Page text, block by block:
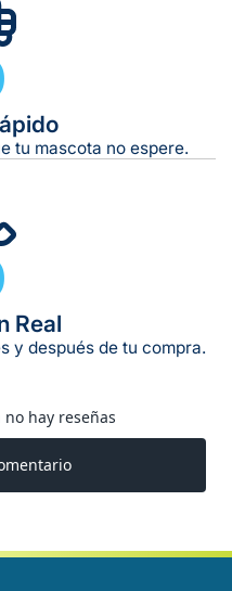
tu mascota no espere.
Real
y después de tu compra.